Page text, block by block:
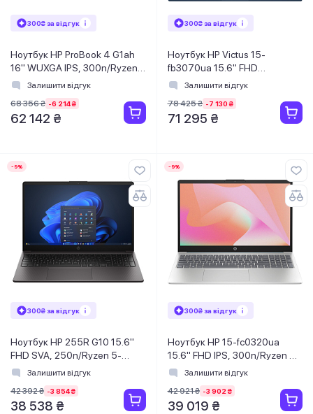
300₴ за відгук
Ноутбук HP ProBook 4 G1ah
16" WUXGA IPS, 300n/Ryzen
5-220
Підсв/Win11Pro
Залишити відгук
68 356 ₴ -6 214 ₴
62 142 ₴
300₴ за відгук
Ноутбук HP Victus 15-
fb3070ua 15.6" FHD
IPS,300n/Ryzen 5-240
5050,8GB/DOS/Синій
Залишити відгук
78 425 ₴ -7 130 ₴
71 295 ₴
-9%
300₴ за відгук
Ноутбук HP 255R G10 15.6"
FHD SVA, 250n/Ryzen 5-
7535U
Сірий
Залишити відгук
42 392 ₴ -3 854 ₴
38 538 ₴
-9%
300₴ за відгук
Ноутбук HP 15-fc0320ua
15.6" FHD IPS, 300n/Ryzen 5-
7520U
Синій
Залишити відгук
42 921 ₴ -3 902 ₴
39 019 ₴